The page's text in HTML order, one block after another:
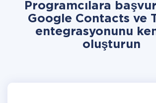
Programcılara
Google Contacts ve
entegrasyonunu
oluşturun